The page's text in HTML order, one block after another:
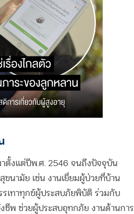
าตั้งแต่ปีพ.ศ. 2546 จนถึงปัจจุบัน
ขนามัย เช่น งานเยี่ยมผู้ป่วยที่บ้าน
รเทาทุกข์ผู้ประสบภัยพิบัติ ร่วมกับ
ชีพ ช่วยผู้ประสบอุทกภัย งานด้านการ